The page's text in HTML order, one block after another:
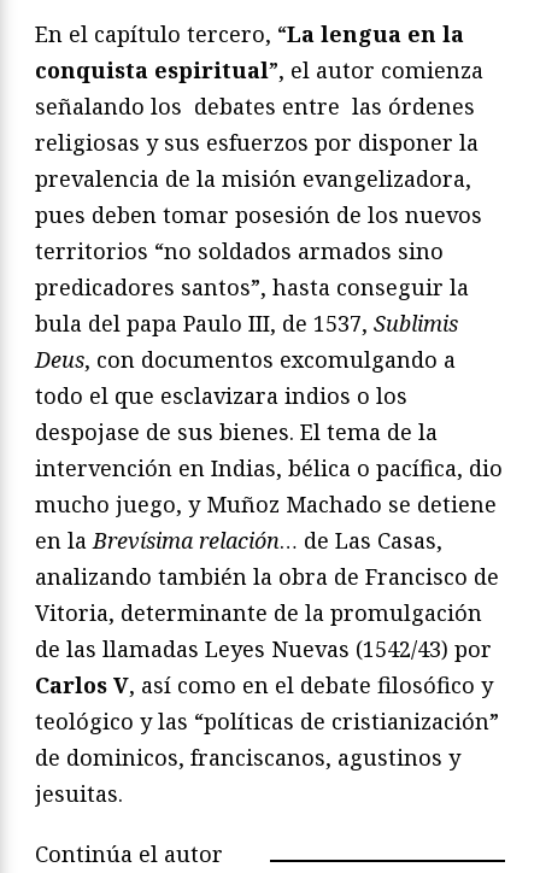
En el capítulo tercero, “La lengua en la
conquista espiritual”, el autor comienza
señalando los debates entre las órdenes
religiosas y sus esfuerzos por disponer la
prevalencia de la misión evangelizadora,
pues deben tomar posesión de los nuevos
territorios “no soldados armados sino
predicadores santos”, hasta conseguir la
bula del papa Paulo III, de 1537, Sublimis
Deus, con documentos excomulgando a
todo el que esclavizara indios o los
despojase de sus bienes. El tema de la
intervención en Indias, bélica o pacífica, dio
mucho juego, y Muñoz Machado se detiene
en la Brevísima relación… de Las Casas,
analizando también la obra de Francisco de
Vitoria, determinante de la promulgación
de las llamadas Leyes Nuevas (1542/43) por
Carlos V, así como en el debate filosófico y
teológico y las “políticas de cristianización”
de dominicos, franciscanos, agustinos y
jesuitas.
Continúa el autor